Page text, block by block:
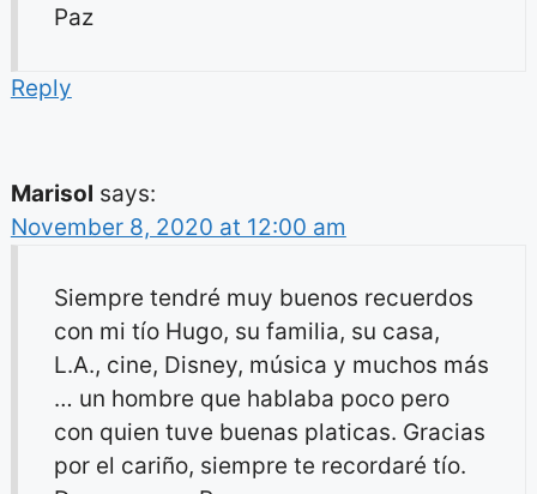
Paz
Reply
Marisol says:
November 8, 2020 at 12:00 am
Siempre tendré muy buenos recuerdos
con mi tío Hugo, su familia, su casa,
L.A., cine, Disney, música y muchos más
… un hombre que hablaba poco pero
con quien tuve buenas platicas. Gracias
por el cariño, siempre te recordaré tío.